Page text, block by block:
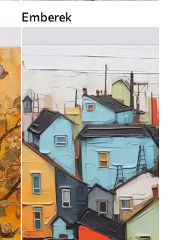
Emberek